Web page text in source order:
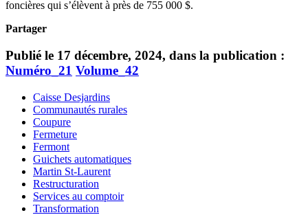
foncières qui s’élèvent à près de 755 000 $.
Partager
Publié le 17 décembre, 2024, dans la publication :
Numéro_21 Volume_42
Caisse Desjardins
Communautés rurales
Coupure
Fermeture
Fermont
Guichets automatiques
Martin St-Laurent
Restructuration
Services au comptoir
Transformation